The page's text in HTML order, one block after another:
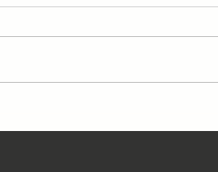
Tạm biệt chim én [D] xưa [Em]